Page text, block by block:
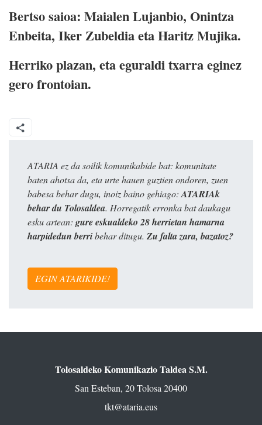
Bertso saioa: Maialen Lujanbio, Onintza
Enbeita, Iker Zubeldia eta Haritz Mujika.
Herriko plazan, eta eguraldi txarra eginez
gero frontoian.
ATARIA ez da soilik komunikabide bat: komunitate
baten ahotsa da, eta urte hauen guztien ondoren, zuen
babesa behar dugu, inoiz baino gehiago: ATARIAk
behar du Tolosaldea. Horregatik erronka bat daukagu
esku artean: gure eskualdeko 28 herrietan hamarna
harpidedun berribehar ditugu. Zu falta zara, bazatoz?
EGIN ATARIKIDE!
Tolosaldeko Komunikazio Taldea S.M.
San Esteban, 20 Tolosa 20400
tkt@ataria.eus